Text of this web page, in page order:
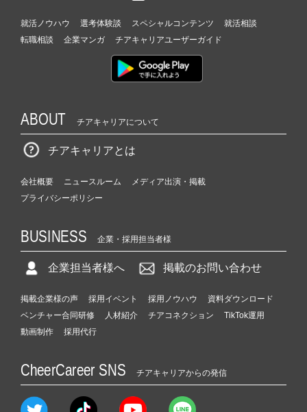
就活ノウハウ 選考体験談 スペシャルコンテンツ
就活相談
転職相談
企業マンガ チアキャリアユーザーガイド
ABOUT チアキャリアについて
チアキャリアとは
会社概要 ニュースルーム
メディア出演・掲載
プライバシーポリシー
BUSINESS 企業・採用担当者様
企業担当者様へ 掲載のお問い合わせ
掲載企業様の声 採用イベント 採用ノウハウ
資料ダウンロード
ベンチャー合同研修
人材紹介 チアコネクション
TikTok運用
動画制作
採用代行
CheerCareer SNS チアキャリアからの発信